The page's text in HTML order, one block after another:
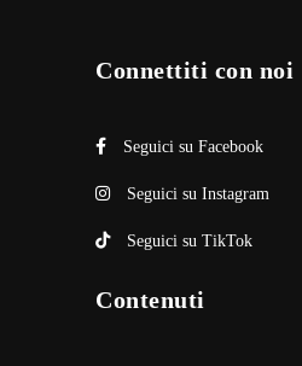
Connettiti con noi
Seguici su Facebook
Seguici su Instagram
Seguici su TikTok
Contenuti